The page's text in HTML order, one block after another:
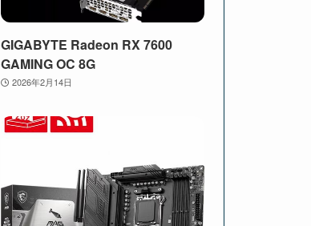
GIGABYTE Radeon RX 7600
GAMING OC 8G
2026年2月14日